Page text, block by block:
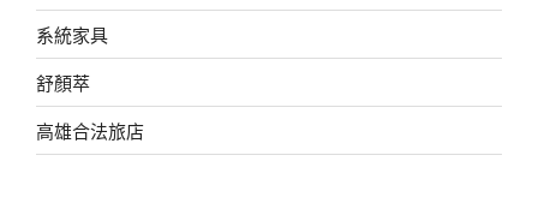
系統家具
舒顏萃
高雄合法旅店